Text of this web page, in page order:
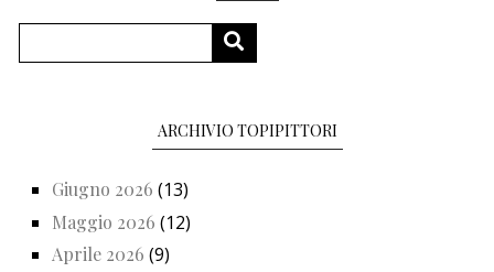
CERCA
ARCHIVIO TOPIPITTORI
Giugno 2026 (13)
Maggio 2026 (12)
Aprile 2026 (9)